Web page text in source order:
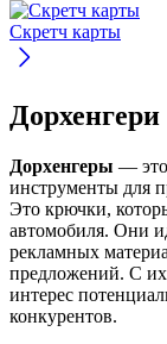
Скретч карты
Дорхенгери
Дорхенгеры —
инструменты для
Это крючки,
автомобиля. Они
рекламных
предложений. С
интерес
конкурентов.